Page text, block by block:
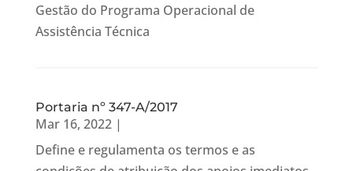
Gestão do Programa Operacional de
Assistência Técnica
Portaria nº 347-A/2017
Mar 16, 2022|
Define e regulamenta os termos e as